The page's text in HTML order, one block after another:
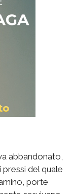
abbandonato,
del quale
porte